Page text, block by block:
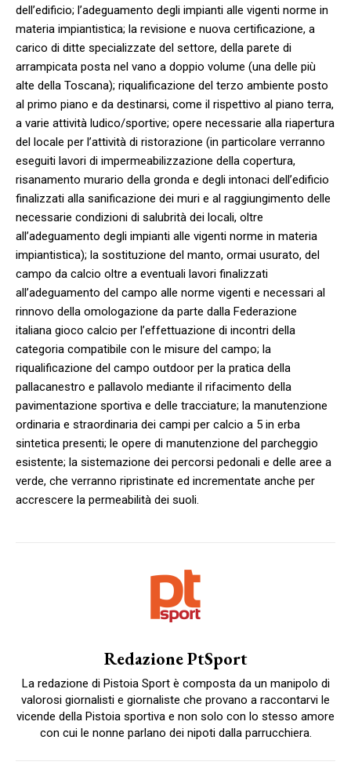
dell’edificio; l’adeguamento degli impianti alle vigenti norme in
materia impiantistica; la revisione e nuova certificazione, a
carico di ditte specializzate del settore, della parete di
arrampicata posta nel vano a doppio volume (una delle più
alte della Toscana); riqualificazione del terzo ambiente posto
al primo piano e da destinarsi, come il rispettivo al piano terra,
a varie attività ludico/sportive; opere necessarie alla riapertura
del locale per l’attività di ristorazione (in particolare verranno
eseguiti lavori di impermeabilizzazione della copertura,
risanamento murario della gronda e degli intonaci dell’edificio
finalizzati alla sanificazione dei muri e al raggiungimento delle
necessarie condizioni di salubrità dei locali, oltre
all’adeguamento degli impianti alle vigenti norme in materia
impiantistica); la sostituzione del manto, ormai usurato, del
campo da calcio oltre a eventuali lavori finalizzati
all’adeguamento del campo alle norme vigenti e necessari al
rinnovo della omologazione da parte dalla Federazione
italiana gioco calcio per l’effettuazione di incontri della
categoria compatibile con le misure del campo; la
riqualificazione del campo outdoor per la pratica della
pallacanestro e pallavolo mediante il rifacimento della
pavimentazione sportiva e delle tracciature; la manutenzione
ordinaria e straordinaria dei campi per calcio a 5 in erba
sintetica presenti; le opere di manutenzione del parcheggio
esistente; la sistemazione dei percorsi pedonali e delle aree a
verde, che verranno ripristinate ed incrementate anche per
accrescere la permeabilità dei suoli.
Redazione PtSport
La redazione di Pistoia Sport è composta da un manipolo di
valorosi giornalisti e giornaliste che provano a raccontarvi le
vicende della Pistoia sportiva e non solo con lo stesso amore
con cui le nonne parlano dei nipoti dalla parrucchiera.